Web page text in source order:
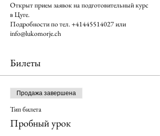
Открыт прием заявок на подготовительный курс
в Цуге.
Подробности по тел. +41445514027 или
info@lukomorje.ch
Билеты
Продажа завершена
Тип билета
Пробный урок